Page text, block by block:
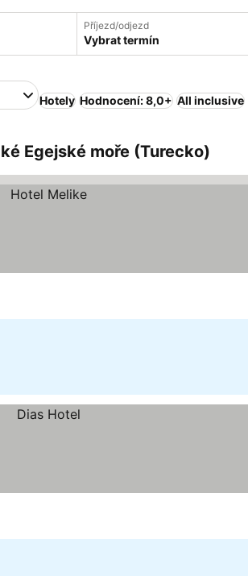
Příjezd/odjezd
Vybrat termín
Hotely Hodnocení: 8,0+ All inclusive
Egejské moře (Turecko)